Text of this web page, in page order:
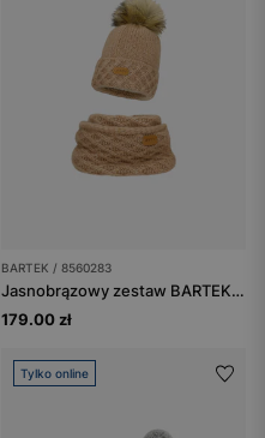
BARTEK / 8560283
Jasnobrązowy zestaw BARTEK 85602-83 z wełną merino - czapka + komin
179.00 zł
Tylko online